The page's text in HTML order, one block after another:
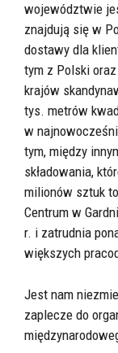
województwie
znajdują się w
dostawy dla
tym z Polski
krajów
tys. metrów
w
tym, między
składowania,
milionów sztuk
Centrum w
r. i zatrudnia
większych
Jest nam
zaplecze do